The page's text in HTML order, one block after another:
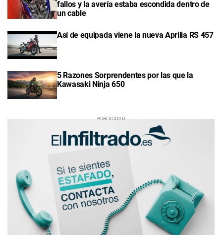
fallos y la avería estaba escondida dentro de
un cable
Así de equipada viene la nueva Aprilia RS 457
5 Razones Sorprendentes por las que la
Kawasaki Ninja 650